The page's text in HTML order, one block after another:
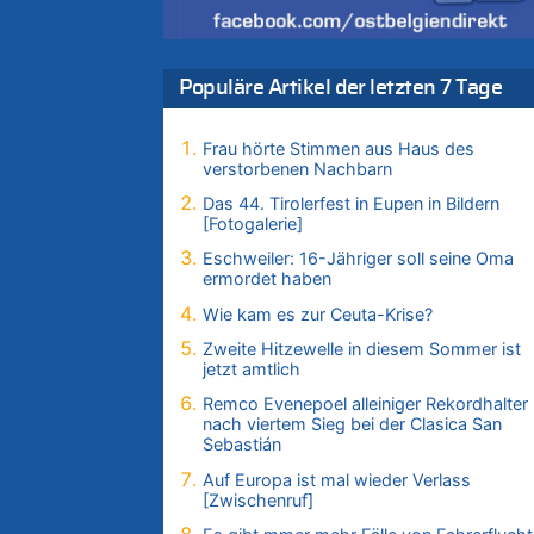
und neuer Vorwürfe gegen Präsident Gianni
Infantino
06.08.2026 - 21:27 von klar zu
Mehrere Menschen in Londons City
06.08.2026 - 21:19 von Ach zu
Zweite Hitzewelle in diesem Sommer ist
amtlich
06.08.2026 - 21:16 von michlaustderaffe zu
Zweite Hitzewelle in diesem Sommer ist
amtlich
06.08.2026 - 21:14 von Ach zu
Pferdesports – Belgien setzt bei Reit-WM
starke Springreiter
06.08.2026 - 20:43 von 5/11 zu
Wasserstand des Rheins in NRW so niedrig
wie noch nie
06.08.2026 - 20:35 von Wolfgang2 zu
Zurück an den Rhein: Hendrich wechselt
Populäre Artikel der letzten 7 Tage
Frau hörte Stimmen aus Haus des
verstorbenen Nachbarn
Das 44. Tirolerfest in Eupen in Bildern
[Fotogalerie]
Eschweiler: 16-Jähriger soll seine Oma
ermordet haben
Wie kam es zur Ceuta-Krise?
Zweite Hitzewelle in diesem Sommer ist
jetzt amtlich
Remco Evenepoel alleiniger Rekordhalter
nach viertem Sieg bei der Clasica San
Sebastián
Auf Europa ist mal wieder Verlass
[Zwischenruf]